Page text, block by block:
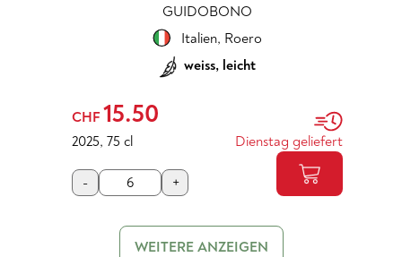
GUIDOBONO
Italien, Roero
weiss, leicht
CHF 15.50
2025, 75 cl Dienstag geliefert
- +
WEITERE ANZEIGEN